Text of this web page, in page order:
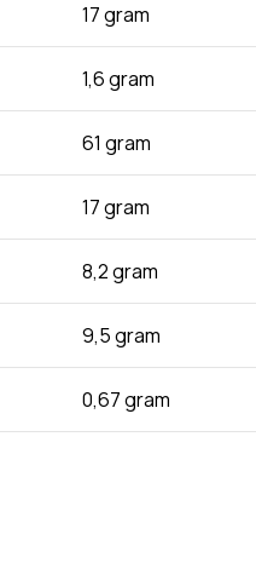
17 gram
1,6 gram
61 gram
17 gram
8,2 gram
9,5 gram
0,67 gram